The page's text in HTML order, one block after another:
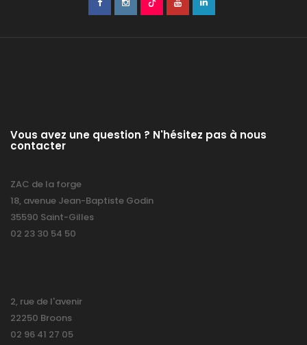
Vous avez une question ? N'hésitez pas à nous
contacter
ZAC de la forge
18, avenue Jean-Baptiste Godin
35590 Saint-Gilles
02 23 30 54 50
2, rue de l'avenir
22250 Broons
02 96 41 27 05